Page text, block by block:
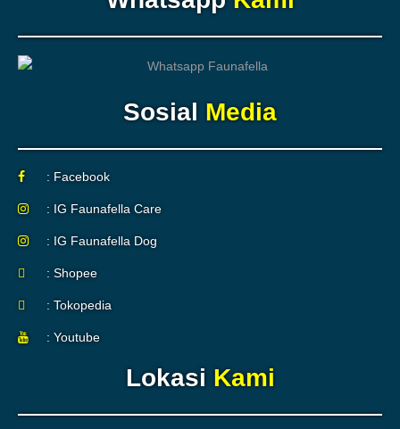
Sosial Media
: Facebook
: IG Faunafella Care
: IG Faunafella Dog
: Shopee
: Tokopedia
: Youtube
Lokasi Kami